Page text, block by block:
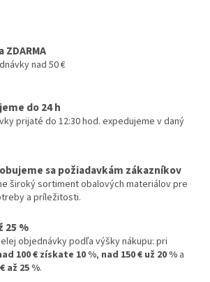
ZDARMA
nad 50 €
do 24 h
prijaté do 12:30 hod. expedujeme v daný
sa požiadavkám zákazníkov
široký sortiment obalových materiálov pre
a príležitosti.
25 %
objednávky podľa výšky nákupu: pri
100 € získate 10 %, nad 150 € už 20 % a
až 25 %.